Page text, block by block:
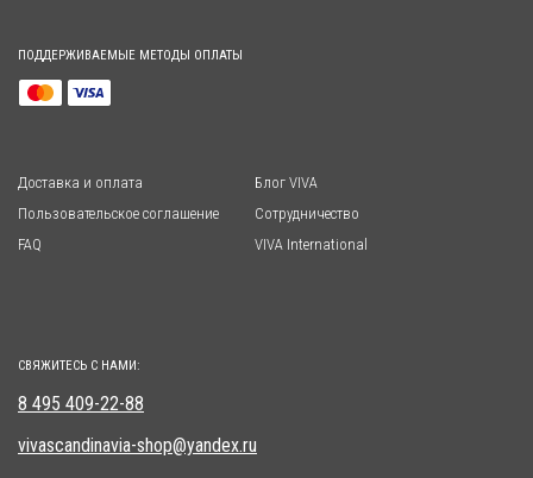
ПОДДЕРЖИВАЕМЫЕ МЕТОДЫ ОПЛАТЫ
Доставка и оплата
Пользовательское соглашение
FAQ
Блог VIVA
Сотрудничество
VIVA International
СВЯЖИТЕСЬ С НАМИ:
8 495 409-22-88
vivascandinavia-shop@yandex.ru